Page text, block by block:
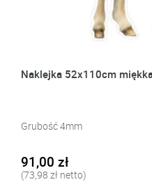
Naklejka 52x110cm
Grubość 4mm
91,00 zł
(73,98 zł netto)